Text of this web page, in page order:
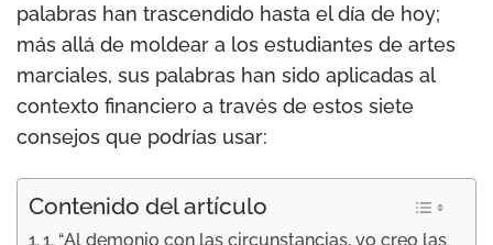
palabras han trascendido hasta el día de hoy;
más allá de moldear a los estudiantes de artes
marciales, sus palabras han sido aplicadas al
contexto financiero a través de estos siete
consejos que podrías usar:
Contenido del artículo
1. “Al demonio con las circunstancias, yo creo las